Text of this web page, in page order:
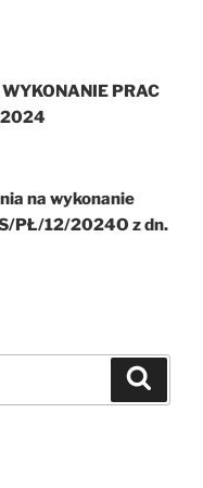
PRAC
2024
na wykonanie
PŁ/12/2024O z dn.